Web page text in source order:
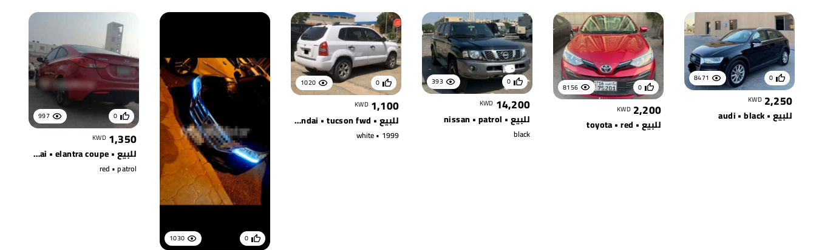
8471 0
2,250
KWD
للبيع • audi • black
8156 0
2,200
KWD
للبيع • toyota • red
393 0
14,200
KWD
للبيع • nissan • patrol
black
1020 0
1,100
KWD
للبيع • hyundai • tucson fwd
white • 1999
1030 0
997 0
1,350
KWD
للبيع • hyundai • elantra coupe
red • patrol